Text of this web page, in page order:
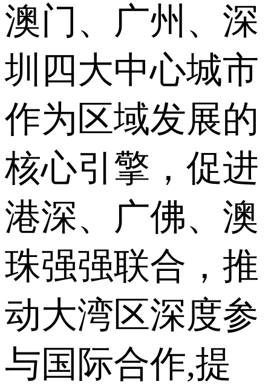
澳门、广州、深
圳四大中心城市
作为区域发展的
核心引擎，促进
港深、广佛、澳
珠强强联合，推
动大湾区深度参
与国际合作,提